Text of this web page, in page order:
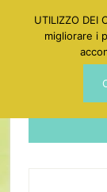
UTILIZZO DEI
migliorare i